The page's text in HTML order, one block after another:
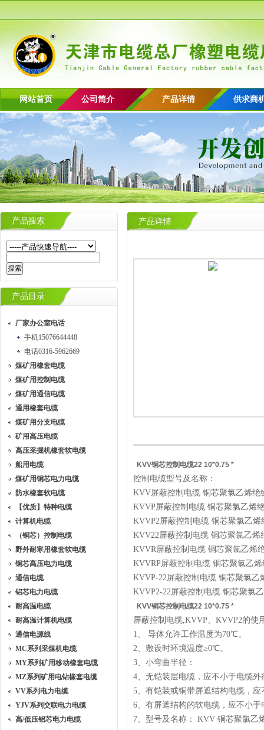
网站首页 公司简介 产品详情 供求商
产品搜索
产品目录
厂家办公室电话
手机15076644448
电话0316-5962669
煤矿用橡套电缆
煤矿用控制电缆
煤矿用通信电缆
通用橡套电缆
煤矿用分支电缆
矿用高压电缆
高压采掘机橡套软电缆
船用电缆
煤矿用铜芯电力电缆
防水橡套软电缆
【优质】特种电缆
计算机电缆
（铜芯）控制电缆
野外耐寒用橡套软电缆
铜芯高压电力电缆
通信电缆
铝芯电力电缆
耐高温电缆
耐高温计算机电缆
通信电源线
MC系列采煤机电缆
MY系列矿用移动橡套电缆
MZ系列矿用电钻橡套电缆
VV系列电力电缆
YJV系列交联电力电缆
高/低压铝芯电力电缆
产品详情
KVV铜芯控制电缆22 10*0.75 *
控制电缆型号及名称：
KVV屏蔽控制电缆 铜芯聚氯乙烯绝
KVVP屏蔽控制电缆 铜芯聚氯乙烯
KVVP2屏蔽控制电缆 铜芯聚氯乙
KVV22屏蔽控制电缆 铜芯聚氯乙
KVVR屏蔽控制电缆 铜芯聚氯乙烯
KVVRP屏蔽控制电缆 铜芯聚氯乙
KVVP-22屏蔽控制电缆 铜芯聚氯
KVVP2-22屏蔽控制电缆 铜芯聚氯
KVV铜芯控制电缆22 10*0.75 *
屏蔽控制电缆,KVVP、KVVP2的使
1、 导体允许工作温度为70℃。
2、敷设时环境温度≥0℃。
3、小弯曲半径：
4、无铠装层电缆，应不小于电缆外
5、有铠装或铜带屏遮结构电缆，
6、有屏遮结构的软电缆，应不小于
7、型号及名称： KVV 铜芯聚氯乙